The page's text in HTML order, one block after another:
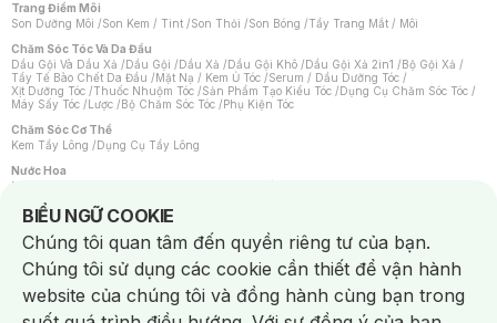
Trang Điểm Môi
Son Dưỡng Môi /Son Kem / Tint /Son Thỏi /Son Bóng /Tẩy Trang Mắt / Môi
Chăm Sóc Tóc Và Da Đầu
Dầu Gội Và Dầu Xả /Dầu Gội /Dầu Xả /Dầu Gội Khô /Dầu Gội Xả 2in1 /Bộ Gội Xả /
Tẩy Tế Bào Chết Da Đầu /Mặt Nạ / Kem Ủ Tóc /Serum / Dầu Dưỡng Tóc /
Xịt Dưỡng Tóc /Thuốc Nhuộm Tóc /Sản Phẩm Tạo Kiểu Tóc /Dụng Cụ Chăm Sóc Tóc /
Máy Sấy Tóc /Lược /Bộ Chăm Sóc Tóc /Phụ Kiện Tóc
Chăm Sóc Cơ Thể
Kem Tẩy Lông /Dụng Cụ Tẩy Lông
Nước Hoa
Nước Hoa Nữ
Chăm Sóc Cá Nhân
Chống Muỗi /Khẩu Trang /Máy Massage/Mặt Nạ Xông Hơi /Nước Rửa Tay/
Sản Phẩm Chăm Sóc Khác /Bàn Chải Đánh Răng /Bàn Chải Điện/
Hỗ Trợ Trắng Răng/Kem Đánh Răng /Máy Tăm Nước/ Nước Súc Miệng/
Tăm / Chỉ Nha Khoa/ Xịt Thơm Miệng / Dung Dịch Vệ Sinh/Dưỡng Vùng Kín/
Khăn Ướt Vệ Sinh Vùng Kín/Băng Vệ Sinh/Tampon/Bọt Cạo Râu /Dao Cạo Râu/
Máy Cạo Râu
BIỂU NGỮ COOKIE
Notice about cookies usage
Chúng tôi quan tâm đến quyền riêng tư của bạn.
Chúng tôi sử dụng các cookie cần thiết để vận hành
website của chúng tôi và đồng hành cùng bạn trong